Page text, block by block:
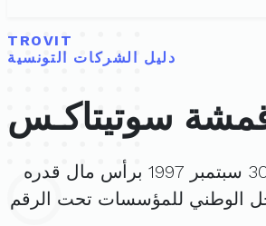
TROVIT
دليل الشركات التونسية
قمشة سوتيتاكـس
الوطني للمؤسسات تحت الرقم